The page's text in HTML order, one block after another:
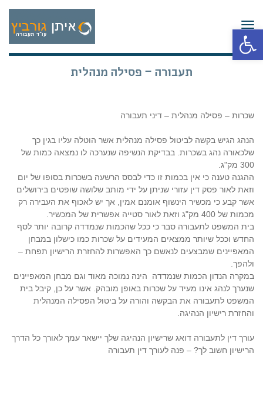
פתח סרגל נגישות
תפריט
תעבורה – פסילה מנהלית
שכרות – פסילה מנהלית – דיני תעבורה
הנהג הגיש בקשה לביטול פסילה מנהלית אשר הוטלה עליו בגין כך
שלכאורה נהג בשכרות. בבדיקת הנשיפה שנערכה לו נמצאה כמות של
300 מק"ג.
ההגנה טענה כי אין בכמות זו כדי לבסס הרשעה בשכרות בסופו של יום
וזאת לאור פסק דין עזורי שניתן על ידי מותב שלושה שופטים בירושלים
אשר קבע כי מכשיר הינשוף אומנם אמין, אך יש לאכוף את העבירה רק
מכמות של 400 מק"ג וזאת לאור סטייה אפשרית של המכשיר.
בית המשפט לתעבורה סבר כי ככל שהכמות שנמדדה קרובה יותר לסף
החדש וככל שיותר ממצאים המעידים על שכרות כמו כישלון במבחן
המאפיינים שמבצעים לנאשם כך האפשרות להחזרת הרישיון תפחת –
ולהפך.
במקרה הנדון הכמות שנמדדה
הינה נמוכה מאוד וגם מבחן המאפיינים
שנערך לנהג אינו מעיד על שכרות באופן מובהק. אשר על כן, קיבל בית
המשפט לתעבורה את הבקשה והורה על ביטול הפסילה המנהלית
והחזרת רישיון הנהיגה.
עורך דין לתעבורה דואג שרישיון הנהיגה שלך יישאר עמך לאורך כל הדרך
הרישיון חשוב לך? – פנה לעורך דין תעבורה